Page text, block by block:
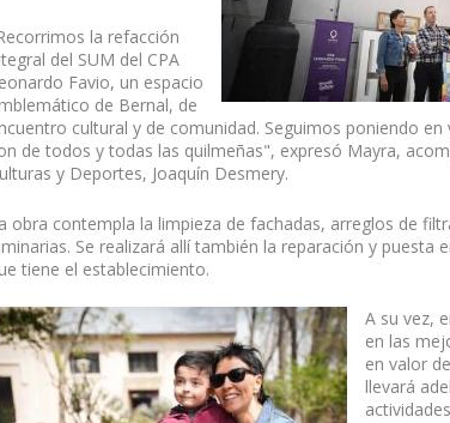
la refacción
del SUM del CPA
Favio, un espacio
de Bernal, de
cultural y de comunidad. Seguimos poniendo
de todos y todas las quilmeñas", expresó Mayra,
y Deportes, Joaquín Desmery.
obra contempla la limpieza de fachadas, arreglos de
Se realizará allí también la reparación y puesta
tiene el establecimiento.
A su vez,
en las
en valor
llevará